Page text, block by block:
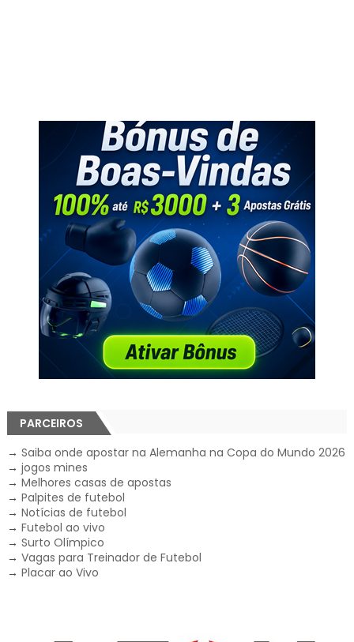
PARCEIROS
→ Saiba onde apostar na Alemanha na Copa do Mundo 2026
→ jogos mines
→ Melhores casas de apostas
→ Palpites de futebol
→ Notícias de futebol
→ Futebol ao vivo
→ Surto Olímpico
→ Vagas para Treinador de Futebol
→ Placar ao Vivo